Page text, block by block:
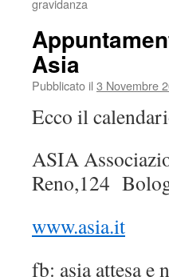
gravidanza
Asia
Pubblicato il 3 Novembre
Ecco il
ASIA
Reno,124
www.asia.it
fb: asia attesa e